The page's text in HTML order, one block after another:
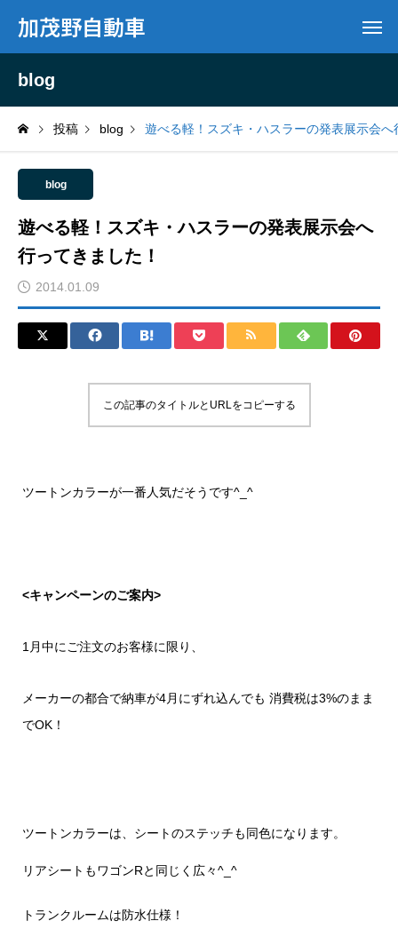
加茂野自動車
blog
投稿 blog 遊べる軽！スズキ・ハスラーの発表展示会へ
blog
遊べる軽！スズキ・ハスラーの発表展示会へ
行ってきました！
2014.01.09
この記事のタイトルとURLをコピーする
ツートンカラーが一番人気だそうです^_^
<キャンペーンのご案内>
1月中にご注文のお客様に限り、
メーカーの都合で納車が4月にずれ込んでも 消費税は3%のまま
でOK！
ツートンカラーは、シートのステッチも同色になります。
リアシートもワゴンRと同じく広々^_^
トランクルームは防水仕様！